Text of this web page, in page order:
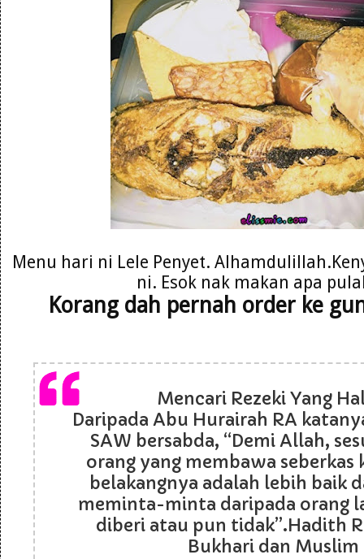
Menu hari ni Lele Penyet.
ni. Esok nak makan apa
Korang dah pernah order ke
Mencari Rezeki Yang
Daripada Abu Hurairah RA
SAW bersabda, “Demi Allah,
orang yang membawa seberkas
belakangnya adalah lebih baik
meminta-minta daripada orang
diberi atau pun tidak”.Hadith
Bukhari dan Muslim